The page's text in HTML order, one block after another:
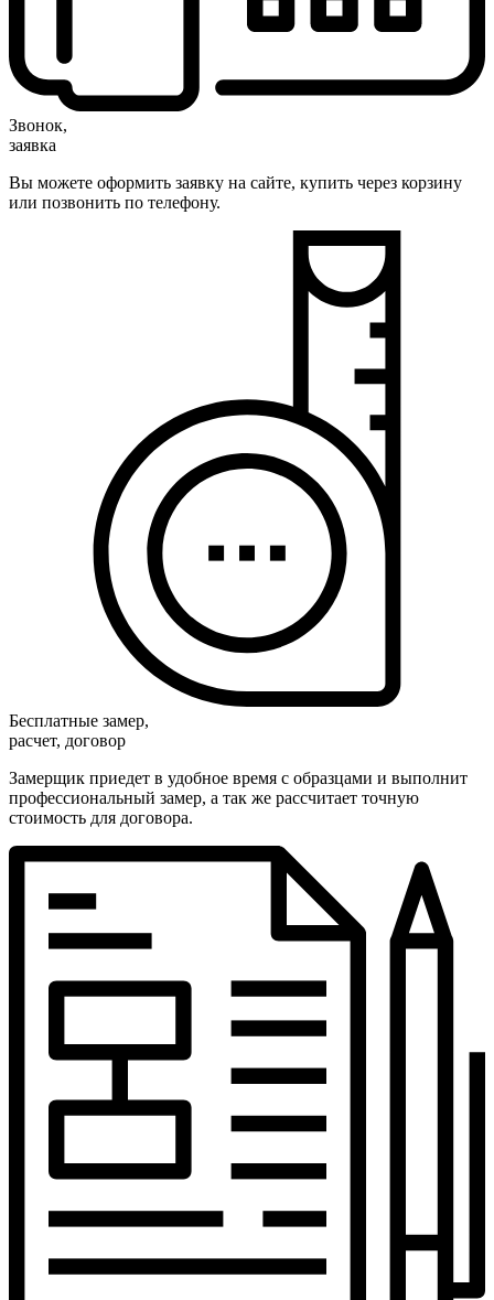
Звонок,
заявка
Вы можете оформить заявку на сайте, купить через корзину
или позвонить по телефону.
Бесплатные замер,
расчет, договор
Замерщик приедет в удобное время с образцами и выполнит
профессиональный замер, а так же рассчитает точную
стоимость для договора.